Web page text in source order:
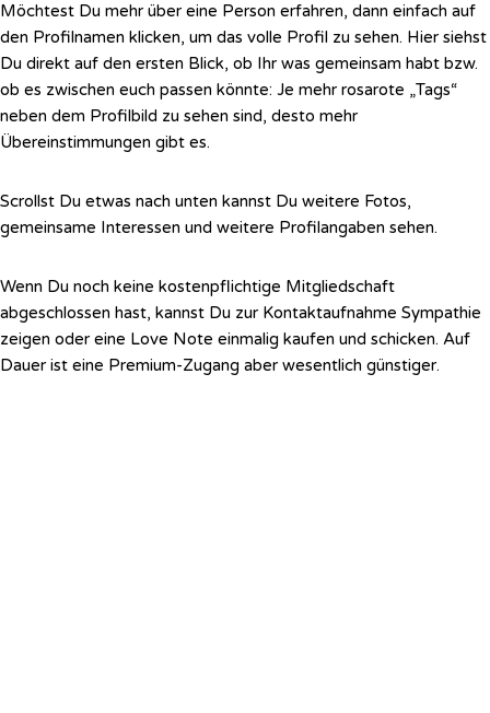
Möchtest Du mehr über eine Person erfahren, dann einfach auf
den Profilnamen klicken, um das volle Profil zu sehen. Hier siehst
Du direkt auf den ersten Blick, ob Ihr was gemeinsam habt bzw.
ob es zwischen euch passen könnte: Je mehr rosarote „Tags“
neben dem Profilbild zu sehen sind, desto mehr
Übereinstimmungen gibt es.
Scrollst Du etwas nach unten kannst Du weitere Fotos,
gemeinsame Interessen und weitere Profilangaben sehen.
Wenn Du noch keine kostenpflichtige Mitgliedschaft
abgeschlossen hast, kannst Du zur Kontaktaufnahme Sympathie
zeigen oder eine Love Note einmalig kaufen und schicken. Auf
Dauer ist eine Premium-Zugang aber wesentlich günstiger.